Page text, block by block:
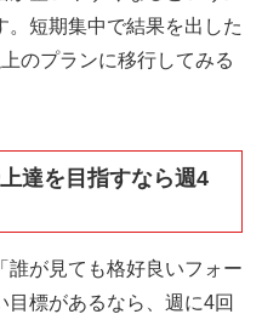
。短期集中で結果を出した
のプランに移行してみる
達を目指すなら週4
誰が見ても格好良いフォー
目標があるなら、週に4回